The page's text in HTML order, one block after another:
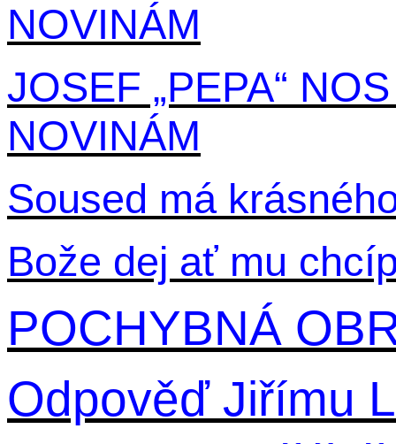
NOVINÁM
JOSEF „PEPA“
NOVINÁM
Soused má
Bože dej ať mu
POCHYBNÁ
Odpověď Jiřímu